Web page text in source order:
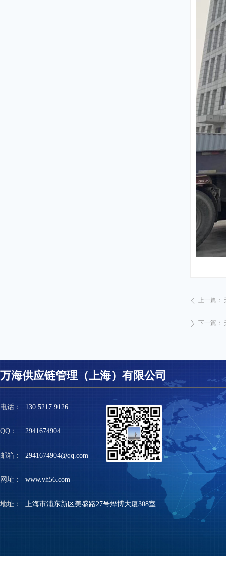
ꄴ 上一篇：
ꄲ 下一篇：
电话： 130 5217 9126
QQ： 2941674904
邮箱： 2941674904@qq.com
网址： www.vh56.com
地址： 上海市浦东新区美盛路27号烨博大厦308室
万海供应链管理（上海）有限公司